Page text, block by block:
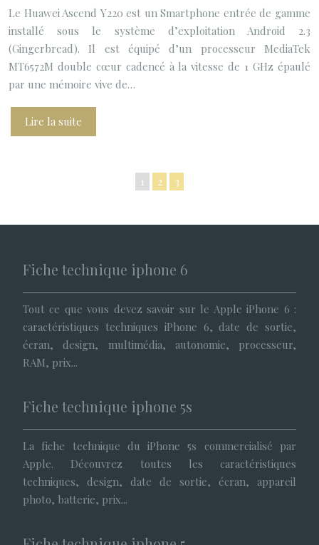
Le Huawei Ascend Y220 est un Smartphone entrée de gamme
installé sous le système d’exploitation Android 2.3
(Gingerbread). Il est équipé d’un processeur MediaTek
MT6572M double cœur cadencé à la vitesse de 1 GHz épaulé
par une mémoire vive de…
Lire la suite
1 2 3
Fiche technique iphone 6
Tout ce que vous devez savoir sur le Apple iPhone 6 :
caractéristiques techniques iPhone 6, date de sortie,
écran, design, multimédia, autonomie, processeur,
RAM, prix...
Fiche technique iphone 5s
La fiche technique du iPhone 5s commercialisé par
Apple. Découvrez toutes les caractéristiques
techniques, design, date de sortie, écran, appareil
photo, batterie, prix...